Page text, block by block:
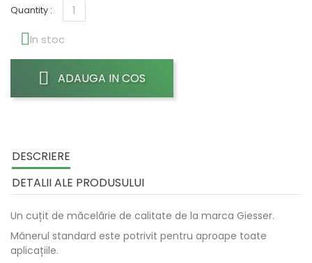
Quantity :
In stoc
ADAUGA IN COS
DESCRIERE
DETALII ALE PRODUSULUI
Un cuțit de măcelărie de calitate de la marca Giesser.
Mânerul standard este potrivit pentru aproape toate
aplicațiile.